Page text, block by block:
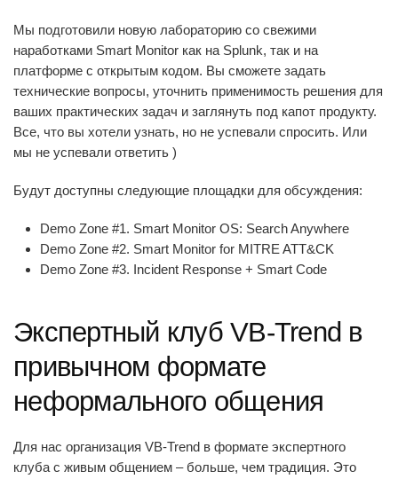
Мы подготовили новую лабораторию со свежими
наработками Smart Monitor как на Splunk, так и на
платформе с открытым кодом. Вы сможете задать
технические вопросы, уточнить применимость решения для
ваших практических задач и заглянуть под капот продукту.
Все, что вы хотели узнать, но не успевали спросить. Или
мы не успевали ответить )
Будут доступны следующие площадки для обсуждения:
Demo Zone #1. Smart Monitor OS: Search Anywhere
Demo Zone #2. Smart Monitor for MITRE ATT&CK
Demo Zone #3. Incident Response + Smart Code
Экспертный клуб VB-Trend в
привычном формате
неформального общения
Для нас организация VB-Trend в формате экспертного
клуба с живым общением – больше, чем традиция. Это